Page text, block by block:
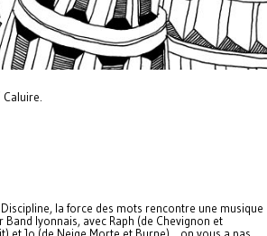
Caluire.
la force des mots rencontre une musique
lyonnais, avec Raph (de Chevignon et